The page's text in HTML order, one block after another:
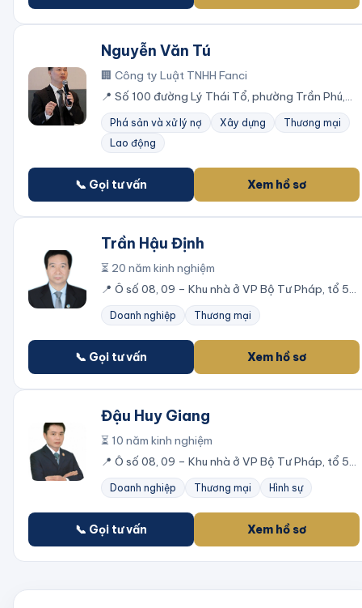
Nguyễn Văn Tú
🏢 Công ty Luật TNHH Fanci
📍 Số 100 đường Lý Thái Tổ, phường Trần Phú,
thành phố Bắc Giang, tỉnh Bắc Giang
Phá sản và xử lý nợ Xây dựng
Thương mại
Lao động
📞 Gọi tư vấn Xem hồ sơ
Trần Hậu Định
⏳ 20 năm kinh nghiệm
📍 Ô số 08, 09 – Khu nhà ở VP Bộ Tư Pháp, tổ 50,
phường Quan Hoa, quận Cầu Giấy, thành phố Hà
Nội
Doanh nghiệp Thương mại
📞 Gọi tư vấn Xem hồ sơ
Đậu Huy Giang
⏳ 10 năm kinh nghiệm
📍 Ô số 08, 09 – Khu nhà ở VP Bộ Tư Pháp, tổ 50,
phường Quan Hoa, quận Cầu Giấy, thành phố Hà
Nội
Doanh nghiệp Thương mại Hình sự
📞 Gọi tư vấn Xem hồ sơ